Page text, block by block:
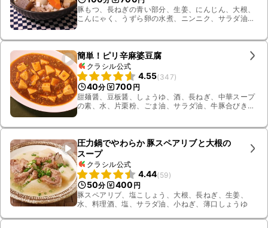
豚もつ、長ねぎの青い部分、生姜、にんじん、大根、
こんにゃく、うずら卵の水煮、ニンニク、サラダ油、
簡単！ピリ辛麻婆豆腐
クラシル公式
4.55(347)
40分 700 円
甜麺醤、豆板醤、しょうゆ、酒、長ねぎ、中華スープ
の素、水、片栗粉、ごま油、サラダ油、牛豚合びき
圧力鍋でやわらか 豚スペアリブと大根の
スープ
クラシル公式
4.44(59)
50分 400 円
豚スペアリブ、塩こしょう、大根、長ねぎ、生姜、
水、料理酒、塩、サラダ油、小ねぎ、薄口しょうゆ